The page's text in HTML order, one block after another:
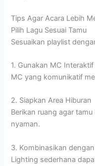
Tips Agar Acara Lebih
Pilih Lagu Sesuai Tamu
Sesuaikan playlist
1. Gunakan MC Interaktif
MC yang komunikatif
2. Siapkan Area Hiburan
Berikan ruang agar
nyaman.
3. Kombinasikan
Lighting sederhana